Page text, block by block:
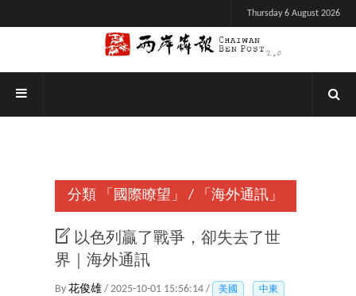
Thursday 6 August 2026
分類 「國際瞭望」 / 「海外通訊」
以色列贏了戰爭，卻失去了世
界｜海外通訊
By 花俊雄 / 2025-10-01 15:56:14 / 美國
中東